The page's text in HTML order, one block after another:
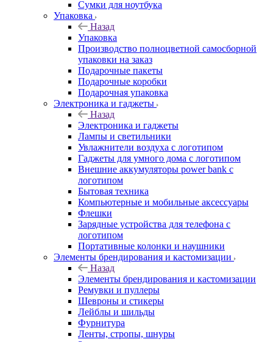
Сумки для ноутбука
Упаковка
Назад
Упаковка
Производство полноцветной самосборной
упаковки на заказ
Подарочные пакеты
Подарочные коробки
Подарочная упаковка
Электроника и гаджеты
Назад
Электроника и гаджеты
Лампы и светильники
Увлажнители воздуха с логотипом
Гаджеты для умного дома с логотипом
Внешние аккумуляторы power bank с
логотипом
Бытовая техника
Компьютерные и мобильные аксессуары
Флешки
Зарядные устройства для телефона с
логотипом
Портативные колонки и наушники
Элементы брендирования и кастомизации
Назад
Элементы брендирования и кастомизации
Ремувки и пуллеры
Шевроны и стикеры
Лейблы и шильды
Фурнитура
Ленты, стропы, шнуры